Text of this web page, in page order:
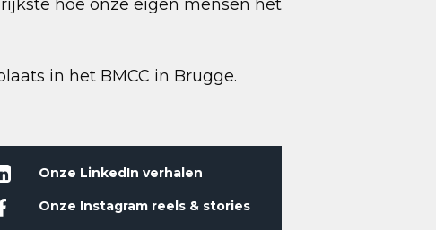
hoe onze eigen mensen het
in het BMCC in Brugge.
Onze LinkedIn verhalen
Onze Instagram reels & stories